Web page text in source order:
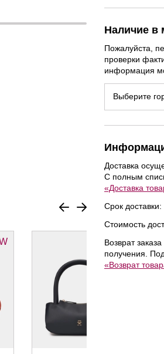
NEW
Наличие в
Пожалуйста,
проверки
информация
Выберите
Доставка
С полным
«Доставка
Срок
Стоимость
Возврат
получения.
«Возврат